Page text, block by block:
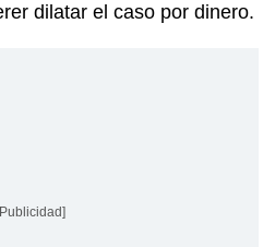
dilatar el caso por dinero.